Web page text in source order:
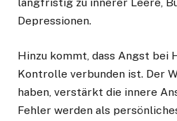
Depressionen.
Hinzu kommt, dass Angst
Kontrolle verbunden ist. Der
haben, verstärkt die innere
Fehler werden als